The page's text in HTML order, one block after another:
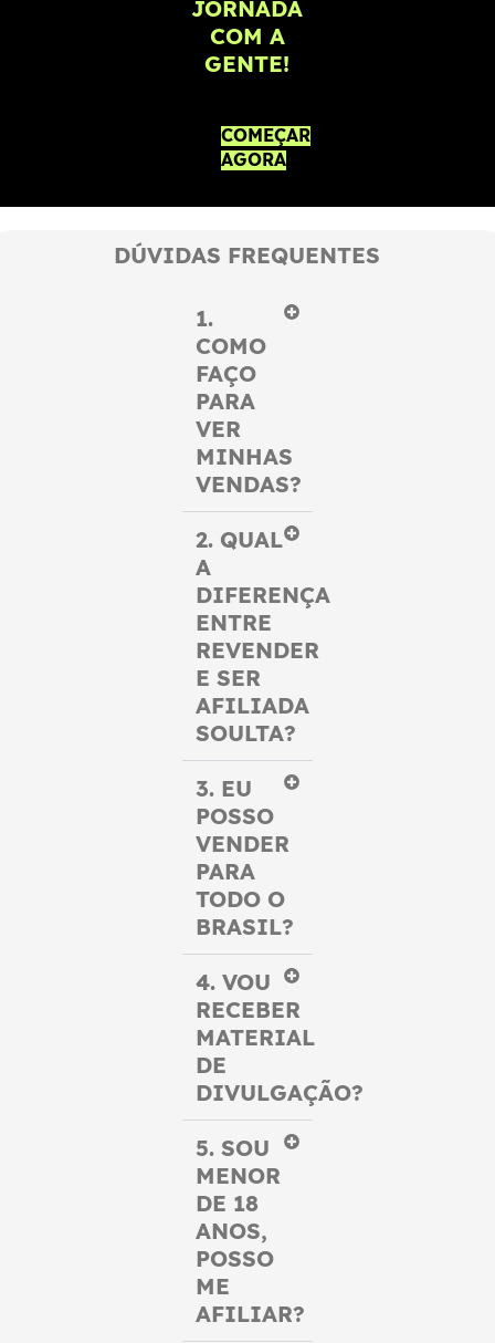
JORNADA
COM A
GENTE!
COMEÇAR
AGORA
DÚVIDAS FREQUENTES
1.
COMO
FAÇO
PARA
VER
MINHAS
VENDAS?
2. QUAL
A
DIFERENÇA
ENTRE
REVENDER
E SER
AFILIADA
SOULTA?
3. EU
POSSO
VENDER
PARA
TODO O
BRASIL?
4. VOU
RECEBER
MATERIAL
DE
DIVULGAÇÃO?
5. SOU
MENOR
DE 18
ANOS,
POSSO
ME
AFILIAR?